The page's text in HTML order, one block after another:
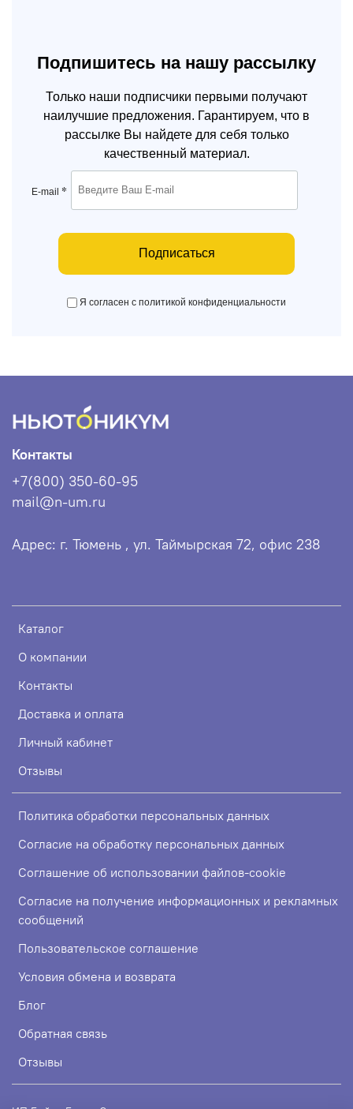
Подпишитесь на нашу рассылку
Только наши подписчики первыми получают
наилучшие предложения. Гарантируем, что в
рассылке Вы найдете для себя только
качественный материал.
E-mail *
Подписаться
Я согласен с политикой конфиденциальности
Каталог
О компании
Контакты
Доставка и оплата
Личный кабинет
Отзывы
Политика обработки персональных данных
Согласие на обработку персональных данных
Соглашение об использовании файлов-cookie
Согласие на получение информационных и рекламных
сообщений
Пользовательское соглашение
Условия обмена и возврата
Блог
Обратная связь
Отзывы
Контакты
+7(800) 350-60-95
mail@n-um.ru
Адрес: г. Тюмень , ул. Таймырская 72, офис 238